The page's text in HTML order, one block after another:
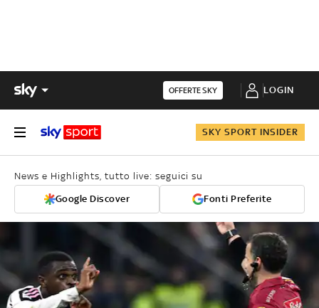
OFFERTE SKY LOGIN
SKY SPORT INSIDER
News e Highlights, tutto live: seguici su
Google Discover Fonti Preferite